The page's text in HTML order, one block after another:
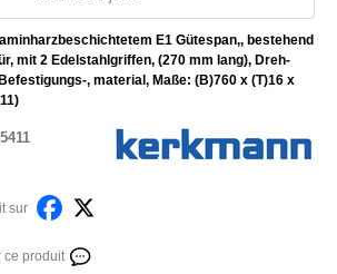
E1 Gütespan,, bestehend
mit 2 Edelstahlgriffen, (270 mm lang), Dreh-
, material, Maße: (B)760 x (T)16 x
sur
ce produit